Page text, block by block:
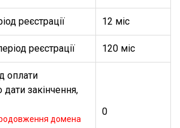
реєстрації 12 міс
реєстрації 120 міс
оплати
закінчення,
домена
0